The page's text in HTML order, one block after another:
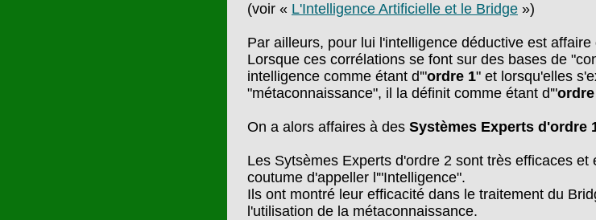
(voir « L'Intelligence Artificielle et le Bridge »)
Par ailleurs, pour lui l'intelligence déductive est affaire
Lorsque ces corrélations se font sur des bases de
intelligence comme étant d'"ordre 1" et lorsqu'elles
"métaconnaissance", il la définit comme étant d'"
On a alors affaires à des Systèmes Experts d'ordre
Les Sytsèmes Experts d'ordre 2 sont très efficaces
coutume d'appeller l'"Intelligence".
Ils ont montré leur efficacité dans le traitement du
l'utilisation de la métaconnaissance.